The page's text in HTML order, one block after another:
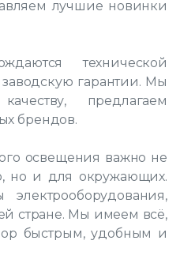
лучшие новинки
технической
гарантии. Мы
предлагаем
брендов.
освещения важно не
но и для окружающих.
стране. Мы имеем всё,
быстрым, удобным и